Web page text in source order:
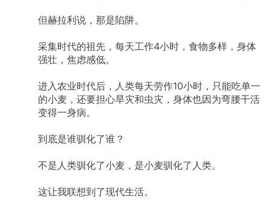
但赫拉利说，那是陷阱。
采集时代的祖先，每天工作4小时，食物多样，身体
强壮，焦虑感低。
进入农业时代后，人类每天劳作10小时，只能吃单一
的小麦，还要担心旱灾和虫灾，身体也因为弯腰干活
变得一身病。
到底是谁驯化了谁？
不是人类驯化了小麦，是小麦驯化了人类。
这让我联想到了现代生活。